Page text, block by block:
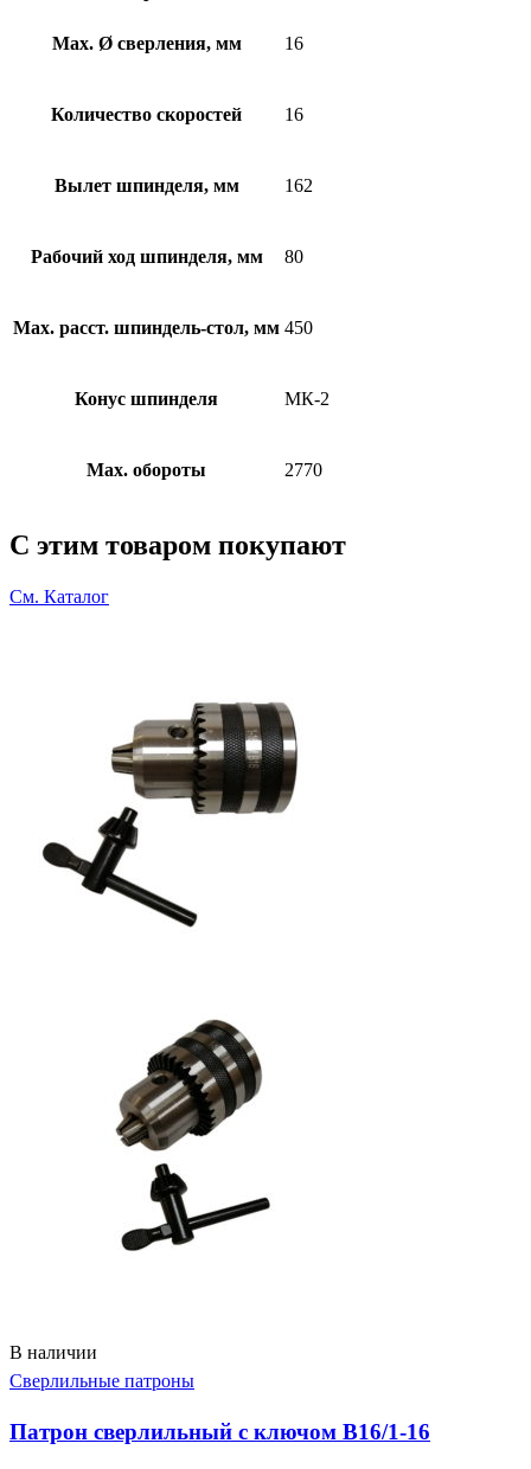
Max. Ø сверления, мм 16
Количество скоростей 16
Вылет шпинделя, мм 162
Рабочий ход шпинделя, мм 80
Max. расст. шпиндель-стол, мм 450
Конус шпинделя МК-2
Max. обороты 2770
С этим товаром покупают
См. Каталог
В наличии
Сверлильные патроны
Патрон сверлильный с ключом В16/1-16